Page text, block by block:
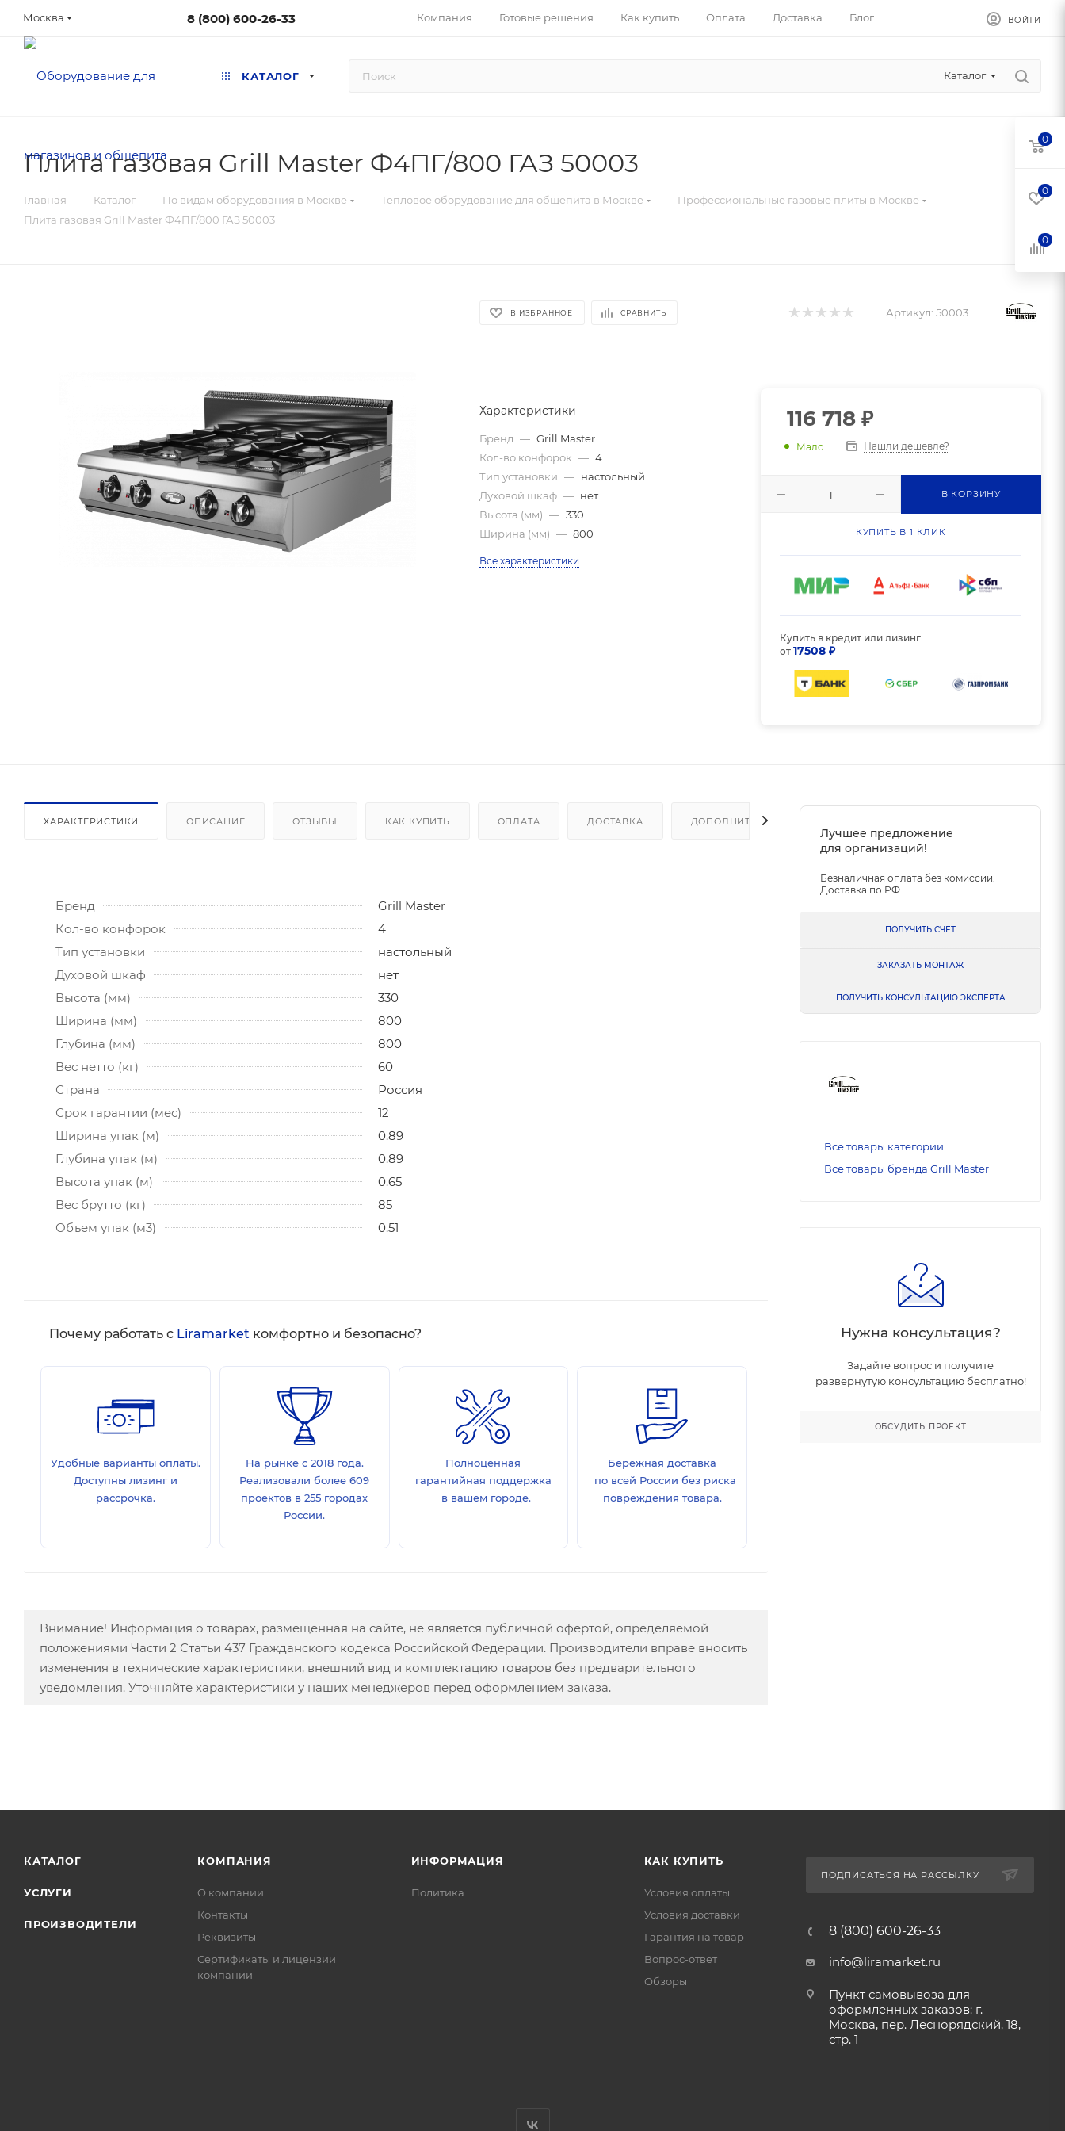
Москва 8 (800) 600-26-33 Компания Готовые решения Как купить Оплата Доставка Блог ВОЙТИ
КАТАЛОГ Каталог
Плита газовая Grill Master Ф4ПГ/800 ГАЗ 50003
Главная — Каталог — По видам оборудования в Москве — Тепловое оборудование для общепита в Москве — Профессиональные газовые плиты в Москве —
Плита газовая Grill Master Ф4ПГ/800 ГАЗ 50003
В ИЗБРАННОЕ СРАВНИТЬ Артикул: 50003
Характеристики
Бренд — Grill Master
Кол-во конфорок — 4
Тип установки — настольный
Духовой шкаф — нет
Высота (мм) — 330
Ширина (мм) — 800
Все характеристики
116 718₽
Мало Нашли дешевле?
В КОРЗИНУ
КУПИТЬ В 1 КЛИК
Купить в кредит или лизинг
от17508 ₽
ХАРАКТЕРИСТИКИ ОПИСАНИЕ ОТЗЫВЫ КАК КУПИТЬ ОПЛАТА ДОСТАВКА ДОПОЛНИТЕЛЬНО
Бренд
Grill Master
Кол-во конфорок
4
Тип установки
настольный
Духовой шкаф
нет
Высота (мм)
330
Ширина (мм)
800
Глубина (мм)
800
Вес нетто (кг)
60
Страна
Россия
Срок гарантии (мес)
12
Ширина упак (м)
0.89
Глубина упак (м)
0.89
Высота упак (м)
0.65
Вес брутто (кг)
85
Объем упак (м3)
0.51
Почему работать с Liramarket комфортно и безопасно?
Удобные варианты оплаты.
Доступны лизинг и
рассрочка.
На рынке с 2018 года.
Реализовали более 609
проектов в 255 городах
России.
Полноценная
гарантийная поддержка
в вашем городе.
Бережная доставка
по всей России без риска
повреждения товара.
Внимание! Информация о товарах, размещенная на сайте, не является публичной офертой, определяемой
положениями Части 2 Статьи 437 Гражданского кодекса Российской Федерации. Производители вправе вносить
изменения в технические характеристики, внешний вид и комплектацию товаров без предварительного
уведомления. Уточняйте характеристики у наших менеджеров перед оформлением заказа.
Лучшее предложение
для организаций!
Безналичная оплата без комиссии.
Доставка по РФ.
ПОЛУЧИТЬ СЧЕТ
ЗАКАЗАТЬ МОНТАЖ
ПОЛУЧИТЬ КОНСУЛЬТАЦИЮ ЭКСПЕРТА
Все товары категории
Все товары бренда Grill Master
Нужна консультация?
Задайте вопрос и получите
развернутую консультацию бесплатно!
ОБСУДИТЬ ПРОЕКТ
КАТАЛОГ
УСЛУГИ
ПРОИЗВОДИТЕЛИ
КОМПАНИЯ
О компании
Контакты
Реквизиты
Сертификаты и лицензии
компании
ИНФОРМАЦИЯ
Политика
КАК КУПИТЬ
Условия оплаты
Условия доставки
Гарантия на товар
Вопрос-ответ
Обзоры
ПОДПИСАТЬСЯ НА РАССЫЛКУ
8 (800) 600-26-33
info@liramarket.ru
Пункт самовывоза для
оформленных заказов: г.
Москва, пер. Леснорядский, 18,
стр. 1
0
0
0